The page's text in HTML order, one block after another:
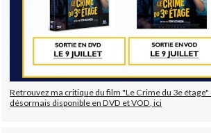
Retrouvez ma critique du film "Le Crime du 3e étage"
désormais disponible en DVD et VOD, ici